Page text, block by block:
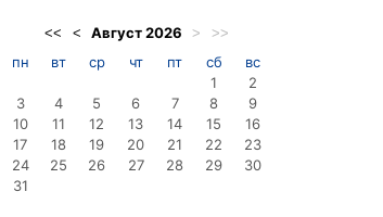
<< < Август2026 > >>
пн вт ср чт пт сб
вс
1
2
3
4 5 6 7 8
9
10
11 12 13 14 15
16
17
18 19 20 21 22
23
24
25 26 27 28 29
30
31